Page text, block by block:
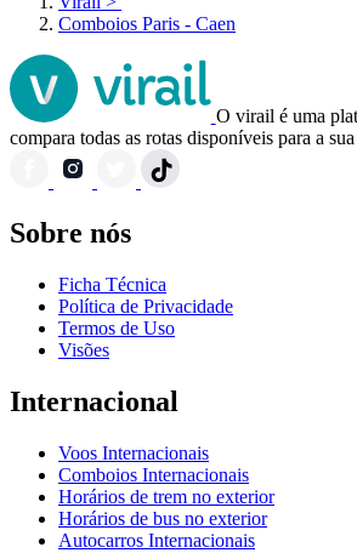
Comboios Paris - Caen
O virail é uma
compara todas as rotas disponíveis para a
Sobre nós
Ficha Técnica
Política de Privacidade
Termos de Uso
Visões
Internacional
Voos Internacionais
Comboios Internacionais
Horários de trem no exterior
Horários de bus no exterior
Autocarros Internacionais